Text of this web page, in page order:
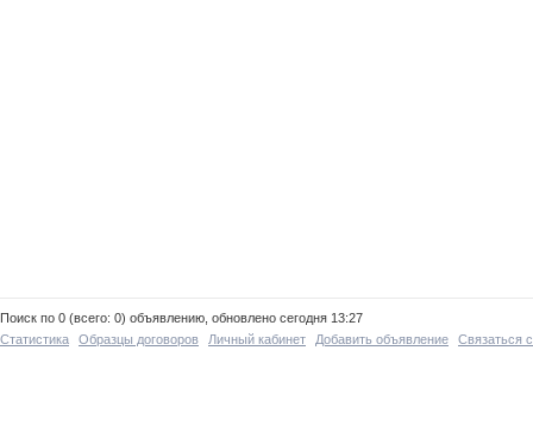
Поиск по 0 (всего: 0) объявлению, обновлено сегодня 13:27
Статистика
Образцы договоров Личный кабинет Добавить объявление Связаться